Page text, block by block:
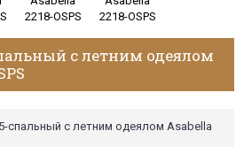
с летним одеялом
спальный с летним одеялом Asabella